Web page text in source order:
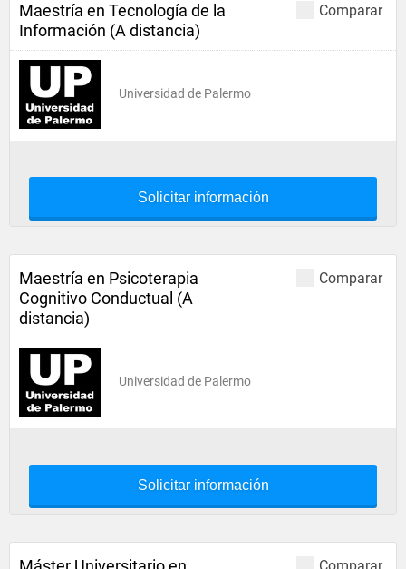
Comparar
Maestría en Tecnología de la
Información (A distancia)
Universidad de Palermo
Solicitar información
Comparar
Maestría en Psicoterapia
Cognitivo Conductual (A
distancia)
Universidad de Palermo
Solicitar información